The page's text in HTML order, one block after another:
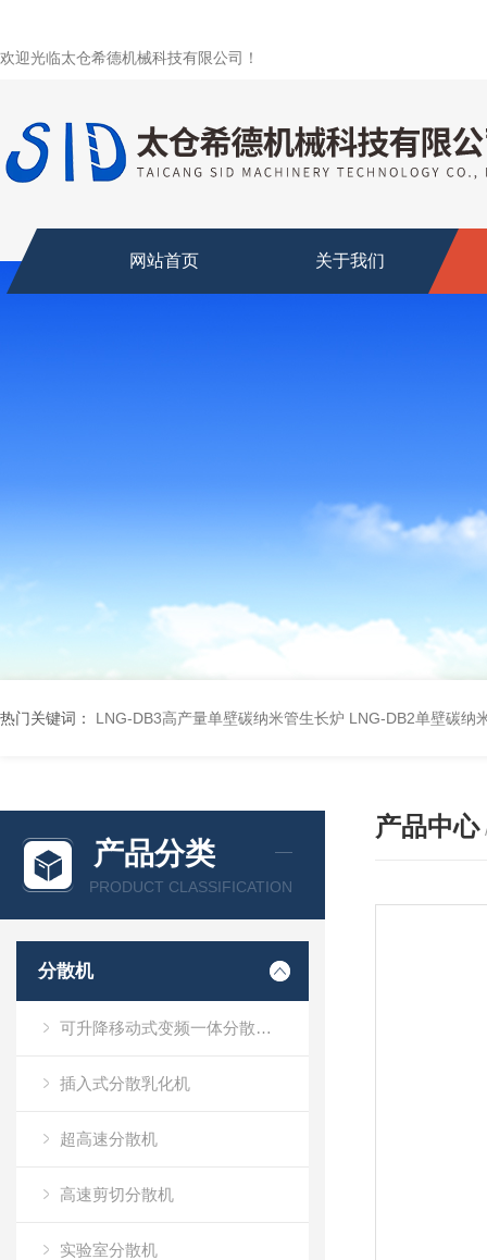
欢迎光临太仓希德机械科技有限公司！
网站首页 关于我们
热门关键词： LNG-DB3高产量单壁碳纳米管生长炉 LNG-DB2单壁碳纳
产品分类
PRODUCT CLASSIFICATION
分散机
可升降移动式变频一体分散乳化机
插入式分散乳化机
超高速分散机
高速剪切分散机
实验室分散机
产品中心